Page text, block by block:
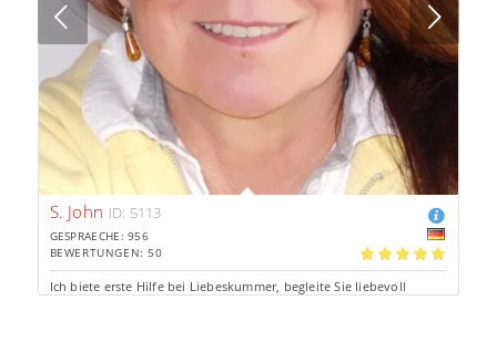
S. John ID: 5113
GESPRAECHE: 956
4.96
BEWERTUNGEN: 50
Ich biete erste Hilfe bei Liebeskummer, begleite Sie liebevoll
Next